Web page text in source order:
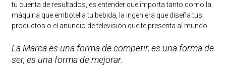
tu cuenta de resultados, es entender que importa tanto como la
máquina que embotella tu bebida, la ingeniera que diseña tus
productos o el anuncio de televisión que te presenta al mundo.
La Marca es una forma de competir, es una forma de
ser, es una forma de mejorar.